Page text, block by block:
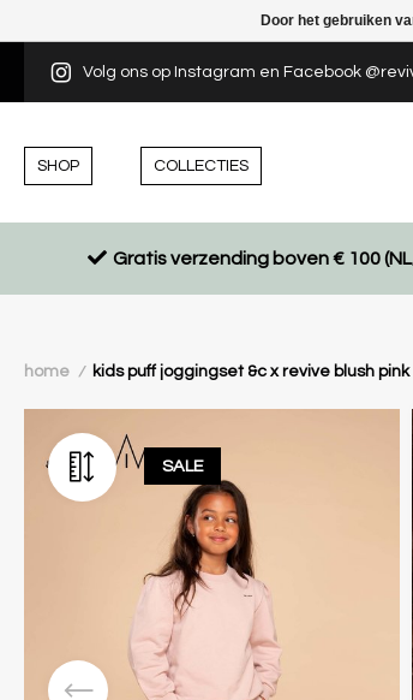
Volg ons op Instagram en Facebook
SHOP COLLECTIES
Gratis verzending boven € 100
home / kids puff joggingset &c x revive blush pink
SALE
Door het gebruiken